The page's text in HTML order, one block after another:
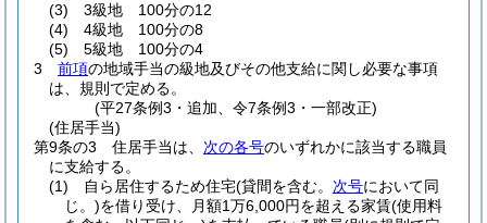
(3)
3級地 100分の12
(4)
4級地 100分の8
(5)
5級地 100分の4
3
前項の地域手当の級地及びその他支給に関し必要な事項
は、規則で定める。
(平27条例3・追加、令7条例3・一部改正)
(住居手当)
第9条の3
住居手当は、 次の各号のいずれかに該当する職員
に支給する。
(1)
自ら居住するため住宅(貸間を含む。 次号において同
じ。)を借り受け、月額1万6,000円を超える家賃(使用料